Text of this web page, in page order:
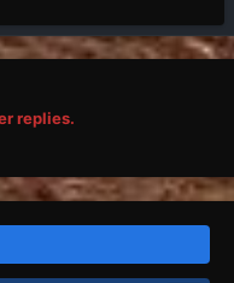
replies.